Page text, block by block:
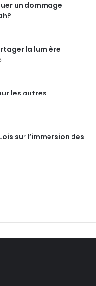
un dommage
la lumière
les autres
sur l’immersion des